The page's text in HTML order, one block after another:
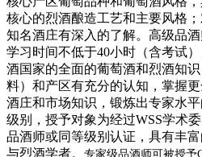
核心的烈酒酿造工艺和主要风格
知名酒庄有深入的了解。高级品
学习时间不低于40小时（含考试
酒国家的全面的葡萄酒和烈酒知
料）和产区有充分的认知，掌握
酒庄和市场知识，锻炼出专家水
级别，授予对象为经过WSS学术
品酒师或同等级别认证，具有丰
与烈酒学者。 专家级品酒师可被授予